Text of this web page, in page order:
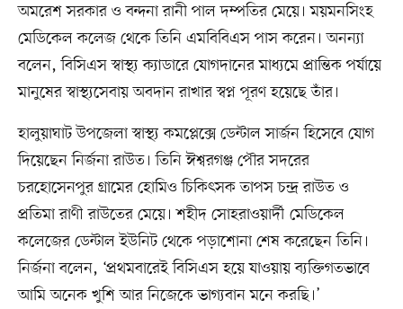
অমরেশ সরকার ও বন্দনা রানী পাল দম্পতির মেয়ে। ময়মনসিংহ
মেডিকেল কলেজ থেকে তিনি এমবিবিএস পাস করেন। অনন্যা
বলেন, বিসিএস স্বাস্থ্য ক্যাডারে যোগদানের মাধ্যমে প্রান্তিক পর্যায়ে
মানুষের স্বাস্থ্যসেবায় অবদান রাখার স্বপ্ন পূরণ হয়েছে তাঁর।
হালুয়াঘাট উপজেলা স্বাস্থ্য কমপ্লেক্সে ডেন্টাল সার্জন হিসেবে যোগ
দিয়েছেন নির্জনা রাউত। তিনি ঈশ্বরগঞ্জ পৌর সদরের
চরহোসেনপুর গ্রামের হোমিও চিকিৎসক তাপস চন্দ্র রাউত ও
প্রতিমা রাণী রাউতের মেয়ে। শহীদ সোহরাওয়ার্দী মেডিকেল
কলেজের ডেন্টাল ইউনিট থেকে পড়াশোনা শেষ করেছেন তিনি।
নির্জনা বলেন, ‘প্রথমবারেই বিসিএস হয়ে যাওয়ায় ব্যক্তিগতভাবে
আমি অনেক খুশি আর নিজেকে ভাগ্যবান মনে করছি।’